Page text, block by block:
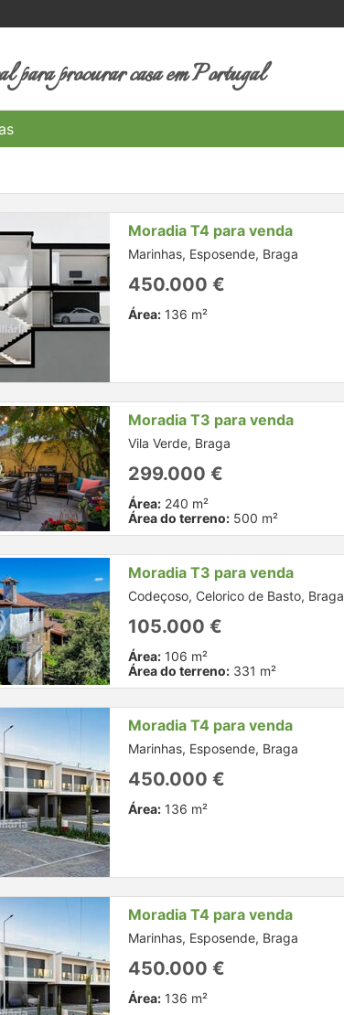
para procurar casa em Portugal
Moradia T4 para venda
Marinhas, Esposende, Braga
450.000 €
Área: 136 m²
Moradia T3 para venda
Vila Verde, Braga
299.000 €
Área: 240 m²
Área do terreno: 500 m²
Moradia T3 para venda
Codeçoso, Celorico de Basto, Braga
105.000 €
Área: 106 m²
Área do terreno: 331 m²
Moradia T4 para venda
Marinhas, Esposende, Braga
450.000 €
Área: 136 m²
Moradia T4 para venda
Marinhas, Esposende, Braga
450.000 €
Área: 136 m²